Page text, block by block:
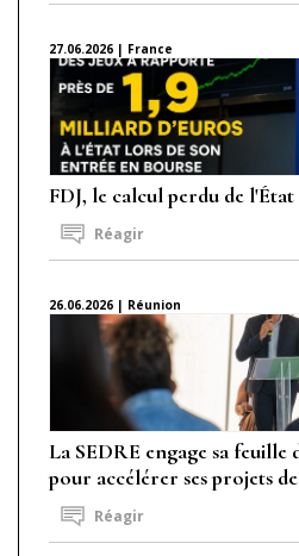
27.06.2026 | France
FDJ, le calcul perdu de
Réagir
26.06.2026 | Réunion
La SEDRE engage sa feuille
pour accélérer ses projets
Réagir